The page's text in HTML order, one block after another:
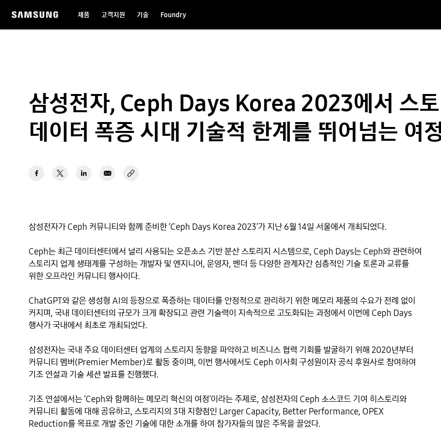
제품 고객지원 기술 Foundry
삼성전자, Ceph Days Korea 2023에서 스
데이터 폭증 시대 기술적 한계를 뛰어넘는 여
삼성전자가 Ceph 커뮤니티와 함께 준비한 ‘Ceph Days Korea 2023’가 지난 6월 14일 서울에서 개최되었다.
Ceph는 최근 데이터센터에서 널리 사용되는 오픈소스 기반 분산 스토리지 시스템으로, Ceph Days는 Ceph와 관련하여
스토리지 업계 생태계를 구성하는 개발자 및 엔지니어, 운영자, 벤더 등 다양한 관계자간 심층적인 기술 토론과 교류를
위한 오프라인 커뮤니티 행사이다.
ChatGPT와 같은 생성형 AI의 등장으로 폭증하는 데이터를 안정적으로 관리하기 위한 메모리 제품의 수요가 전례 없이
커지며, 국내 데이터센터의 규모가 크게 확장되고 관련 기술력이 지속적으로 고도화되는 과정에서 이번에 Ceph Days
행사가 국내에서 최초로 개최되었다.
삼성전자는 국내 주요 데이터센터 업계의 스토리지 동향을 파악하고 비즈니스 협력 기회를 발굴하기 위해 2020년부터
커뮤니티 멤버(Premier Member)로 활동 중이며, 이번 행사에서도 Ceph 이사회 구성원이자 공식 후원사로 참여하여
기조 연설과 기술 세션 발표를 진행했다.
기조 연설에서는 ‘Ceph와 함께하는 메모리 혁신의 여정’이라는 주제로, 삼성전자의 Ceph 소스코드 기여 히스토리와
커뮤니티 활동에 대해 공유하고, 스토리지의 3대 지향점인 Larger Capacity, Better Performance, OPEX
Reduction를 목표로 개발 중인 기술에 대한 소개를 하여 참가자들의 많은 주목을 끌었다.